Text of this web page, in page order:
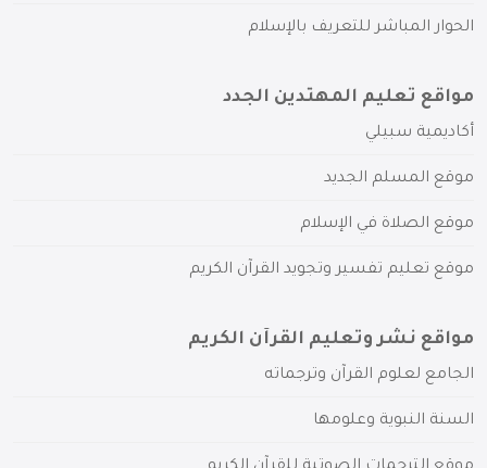
الحوار المباشر للتعريف بالإسلام
مواقع تعليم المهتدين الجدد
أكاديمية سبيلي
موقع المسلم الجديد
موقع الصلاة في الإسلام
موقع تعليم تفسير وتجويد القرآن الكريم
مواقع نشر وتعليم القرآن الكريم
الجامع لعلوم القرآن وترجماته
السنة النبوية وعلومها